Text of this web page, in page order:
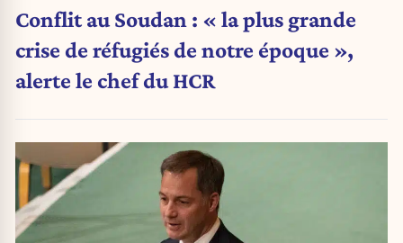
Conflit au Soudan : « la plus grande
crise de réfugiés de notre époque »,
alerte le chef du HCR